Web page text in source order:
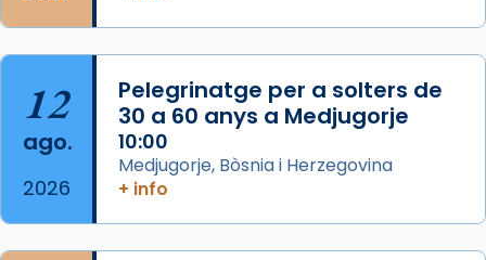
Acompanyant la història de sant Cugat, a
partir de l’Edat Mitjana sorgeix la tradició
que les santes Juliana (“relatiu a Júlia”) i
Semproniana (“relatiu a Semprònia =
eterna”) són deixebles seves. I l’any 1667, el
frare Joan Gaspar Roig, afirma en una obra
que les santes són filles de l’antiga Iluro.
Mataró en reivindicarà les relíq
12
ago.
2026
Pelegrinatge per a solters de
30 a 60 anys a Medjugorje
10:00
Medjugorje, Bòsnia i Herzegovina
+ info